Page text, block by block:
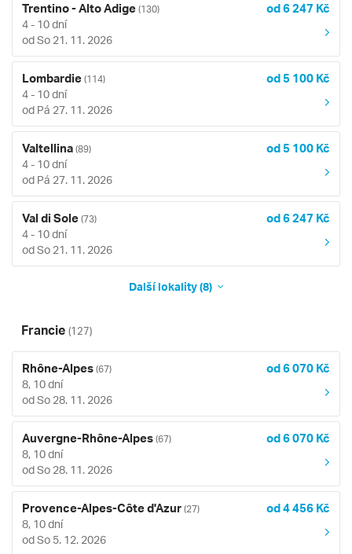
Trentino - Alto Adige (130) od 6 247 Kč
4 - 10 dní
od So 21. 11. 2026
Lombardie (114) od 5 100 Kč
4 - 10 dní
od Pá 27. 11. 2026
Valtellina (89) od 5 100 Kč
4 - 10 dní
od Pá 27. 11. 2026
Val di Sole (73) od 6 247 Kč
4 - 10 dní
od So 21. 11. 2026
Další lokality (8)
Francie (127)
Rhône-Alpes (67) od 6 070 Kč
8, 10 dní
od So 28. 11. 2026
Auvergne-Rhône-Alpes (67) od 6 070 Kč
8, 10 dní
od So 28. 11. 2026
Provence-Alpes-Côte d'Azur (27) od 4 456 Kč
8, 10 dní
od So 5. 12. 2026